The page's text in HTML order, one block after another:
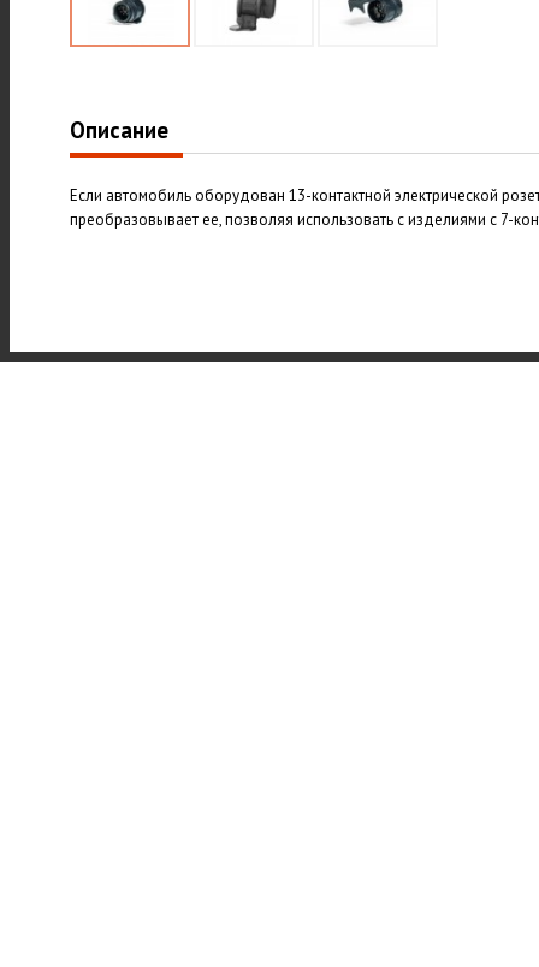
Описание
Если автомобиль оборудован 13-контактной электрической
преобразовывает ее, позволяя использовать с изделиями с 7-